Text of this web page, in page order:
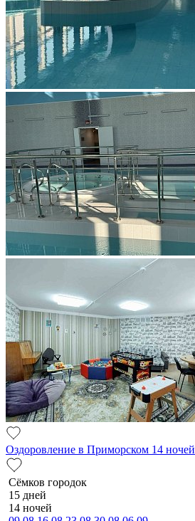
Оздоровление в Приморском 14 ночей
Сёмков городок
15 дней
14 ночей